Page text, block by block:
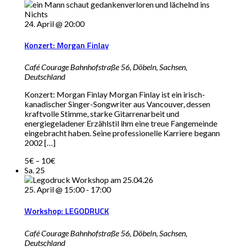
24. April @ 20:00
Konzert: Morgan Finlay
Café Courage Bahnhofstraße 56, Döbeln, Sachsen,
Deutschland
Konzert: Morgan Finlay Morgan Finlay ist ein irisch-
kanadischer Singer-Songwriter aus Vancouver, dessen
kraftvolle Stimme, starke Gitarrenarbeit und
energiegeladener Erzählstil ihm eine treue Fangemeinde
eingebracht haben. Seine professionelle Karriere begann
2002 […]
5€ – 10€
Sa. 25
25. April @ 15:00- 17:00
Workshop: LEGODRUCK
Café Courage Bahnhofstraße 56, Döbeln, Sachsen,
Deutschland